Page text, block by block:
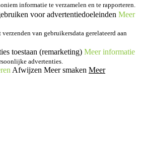
informatie te verzamelen en te rapporteren.
voor advertentiedoeleinden Meer
van gebruikersdata gerelateerd aan
toestaan (remarketing) Meer informatie
advertenties.
Afwijzen Meer smaken Meer